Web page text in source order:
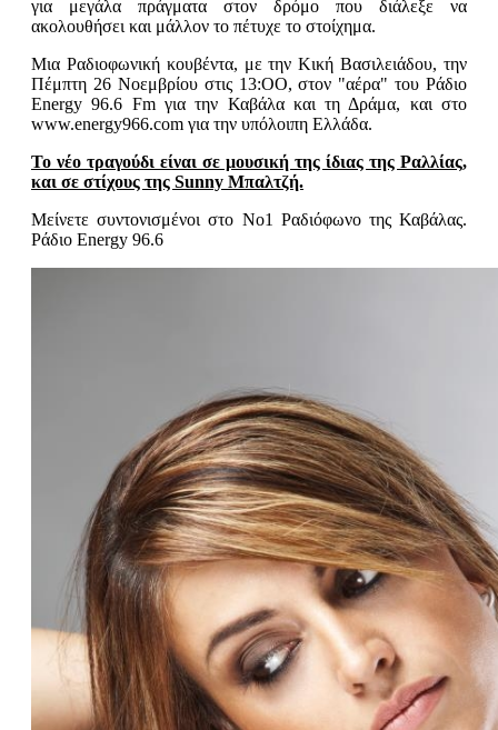
για μεγάλα πράγματα στον δρόμο που διάλεξε να
ακολουθήσει και μάλλον το πέτυχε το στοίχημα.
Μια Ραδιοφωνική κουβέντα, με την Κική Βασιλειάδου, την
Πέμπτη 26 Νοεμβρίου στις 13:ΟΟ, στον "αέρα" του Ράδιο
Energy 96.6 Fm για την Καβάλα και τη Δράμα, και στο
www.energy966.com για την υπόλοιπη Ελλάδα.
Το νέο τραγούδι είναι σε μουσική της ίδιας της Ραλλίας,
και σε στίχους της Sunny Μπαλτζή.
Μείνετε συντονισμένοι στο Νο1 Ραδιόφωνο της Καβάλας.
Ράδιο Energy 96.6